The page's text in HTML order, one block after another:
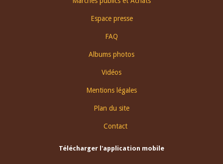
Espace presse
FAQ
Albums photos
Vidéos
Mentions légales
Plan du site
Contact
Télécharger l'application mobile